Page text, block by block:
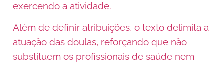
exercendo a atividade.
Além de definir atribuições, o texto delimita a
atuação das doulas, reforçando que não
substituem os profissionais de saúde nem